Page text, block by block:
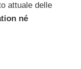
attuale delle
né